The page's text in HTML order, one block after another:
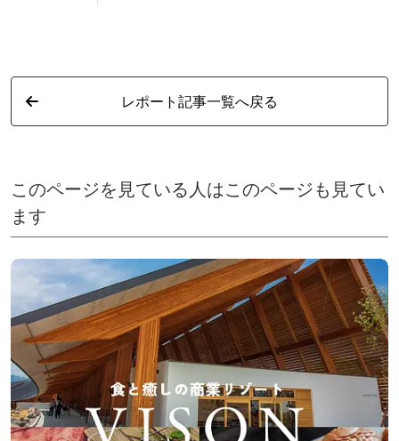
レポート記事一覧へ戻る
このページを見ている人はこのページも見てい
ます